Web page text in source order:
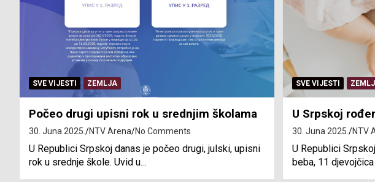
SVE VIJESTI ZEMLJA
Počeo drugi upisni rok u srednjim školama
30. Juna 2025. NTV Arena No Comments
U Republici Srpskoj danas je počeo drugi, julski, upisni
rok u srednje škole. Uvid u…
SVE VIJESTI
U Srpskoj
30. Juna 2025. NTV
U Republici
beba, 11